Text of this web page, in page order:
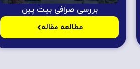
بررسی صرافی بیت پین
مطالعه مقاله